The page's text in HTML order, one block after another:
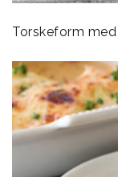
Torskeform